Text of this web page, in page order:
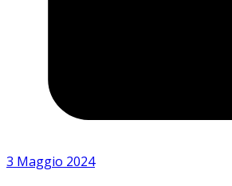
3 Maggio 2024